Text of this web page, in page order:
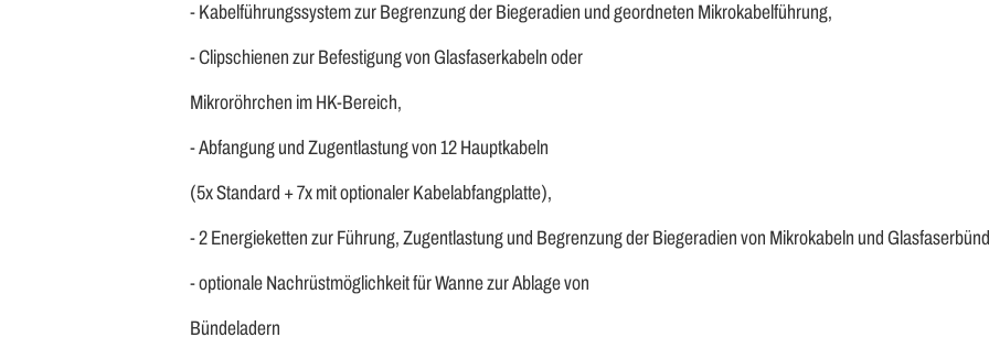
- Kabelführungssystem zur Begrenzung der Biegeradien und geordneten Mikrokabelführung,
- Clipschienen zur Befestigung von Glasfaserkabeln oder
Mikroröhrchen im HK-Bereich,
- Abfangung und Zugentlastung von 12 Hauptkabeln
(5x Standard + 7x mit optionaler Kabelabfangplatte),
- 2 Energieketten zur Führung, Zugentlastung und Begrenzung der Biegeradien von Mikrokabeln und
- optionale Nachrüstmöglichkeit für Wanne zur Ablage von
Bündeladern